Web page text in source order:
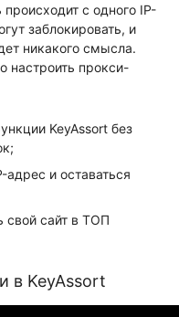
с одного IP-
заблокировать, и
никакого смысла.
настроить прокси-
KeyAssort без
и оставаться
свой сайт в ТОП
в KeyAssort